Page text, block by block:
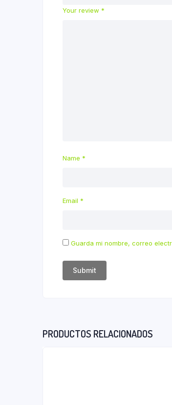
Your review *
Name *
Email *
Guarda mi nombre, correo
PRODUCTOS RELACIONADOS